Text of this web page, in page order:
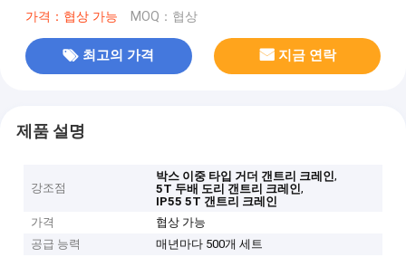
가격：협상 가능 MOQ：협상
최고의 가격 지금 연락
제품 설명
강조점
박스 이중 타입 거더 갠트리 크레인,
5T 두배 도리 갠트리 크레인,
IP55 5T 갠트리 크레인
가격
협상 가능
공급 능력
매년마다 500개 세트